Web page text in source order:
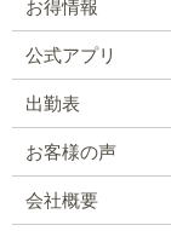
お得情報
公式アプリ
出勤表
お客様の声
会社概要